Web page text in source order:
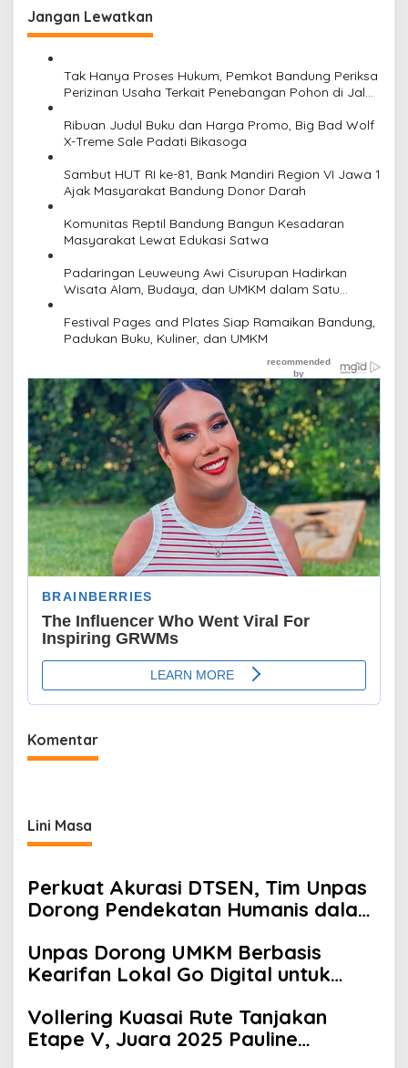
Jangan Lewatkan
Tak Hanya Proses Hukum, Pemkot Bandung Periksa
Perizinan Usaha Terkait Penebangan Pohon di Jalan
Ribuan Judul Buku dan Harga Promo, Big Bad Wolf
X-Treme Sale Padati Bikasoga
Sambut HUT RI ke-81, Bank Mandiri Region VI Jawa 1
Ajak Masyarakat Bandung Donor Darah
Komunitas Reptil Bandung Bangun Kesadaran
Masyarakat Lewat Edukasi Satwa
Padaringan Leuweung Awi Cisurupan Hadirkan
Wisata Alam, Budaya, dan UMKM dalam Satu
Festival Pages and Plates Siap Ramaikan Bandung,
Padukan Buku, Kuliner, dan UMKM
Komentar
Lini Masa
Perkuat Akurasi DTSEN, Tim Unpas
Dorong Pendekatan Humanis dalam
Unpas Dorong UMKM Berbasis
Kearifan Lokal Go Digital untuk
Vollering Kuasai Rute Tanjakan
Etape V, Juara 2025 Pauline